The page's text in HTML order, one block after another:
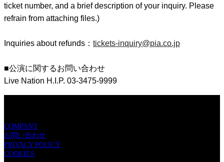
ticket number, and a brief description of your inquiry. Please
refrain from attaching files.)
Inquiries about refunds： tickets-inquiry@pia.co.jp
■公演に関するお問い合わせ
Live Nation H.I.P. 03-3475-9999
COMPANY
お問い合わせ
PRIVACY POLICY
COOKIES